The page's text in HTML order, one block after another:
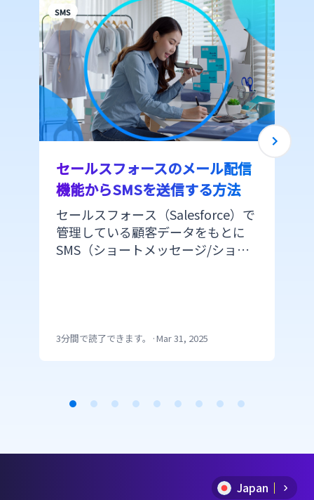
SMS
セールスフォースのメール配信
機能からSMSを送信する方法
セールスフォース（Salesforce）で
管理している顧客データをもとに
SMS（ショートメッセージ/ショー
の利用で開発の手間がかかります。
メールと同じ手順でSMSが送信でき
3分間で読了できます。 ·Mar 31, 2025
1
Japan